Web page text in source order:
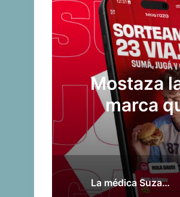
en la
La médica Suzanne Huurman hace historia como jefa médica en la Copa del Mundo 2026